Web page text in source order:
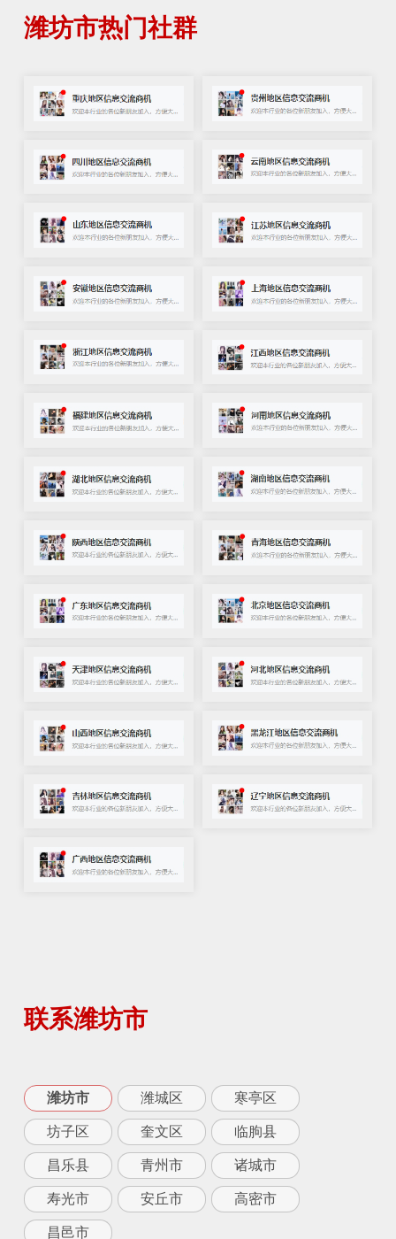
潍坊市热门社群
联系潍坊市
潍坊市 潍城区 寒亭区
坊子区 奎文区 临朐县
昌乐县 青州市 诸城市
寿光市 安丘市 高密市
昌邑市